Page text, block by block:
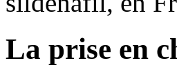
La prise en